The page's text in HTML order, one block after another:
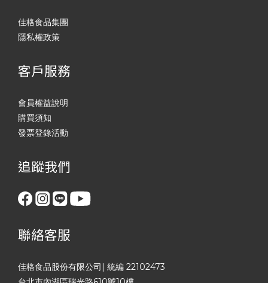
佳格食品集團
隱私權政策
客戶服務
會員權益說明
購買須知
發票登錄活動
追蹤我們
聯絡客服
佳格食品股份有限公司| 統編 22102473